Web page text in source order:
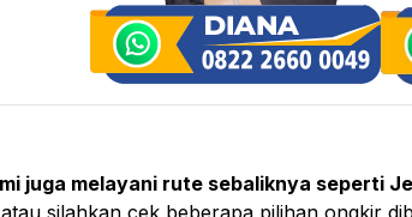
juga melayani rute sebaliknya seperti
silahkan cek beberapa pilihan ongkir